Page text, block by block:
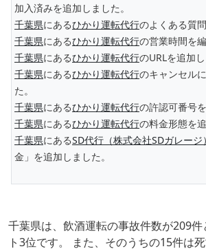
加入済みを追加しました。
千葉県にあるひかり運転代行のよくある質
千葉県にあるひかり運転代行の営業時間を
千葉県にあるひかり運転代行のURLを追加し
千葉県にあるひかり運転代行のキャンセル
た。
千葉県にあるひかり運転代行の許認可番号
千葉県にあるひかり運転代行の料金形態を
千葉県にあるSD代行（株式会社SDガレージ）
金」を追加しました。
千葉県は、飲酒運転の事故件数が209
ト3位です。 また、そのうちの15件は